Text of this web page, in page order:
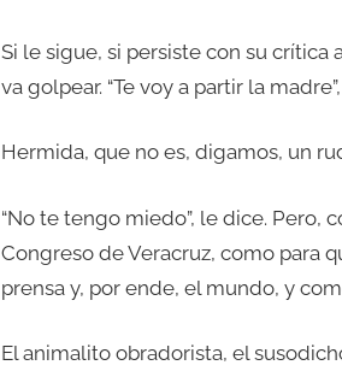
Si le sigue, si persiste con su
va golpear. “Te voy a partir la
Hermida, que no es, digamos, un
“No te tengo miedo”, le dice.
Congreso de Veracruz, como para
prensa y, por ende, el mundo, y
El animalito obradorista, el